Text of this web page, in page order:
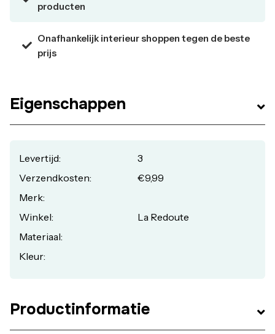
producten
Onafhankelijk interieur shoppen tegen de beste
prijs
Eigenschappen
Levertijd:
3
Verzendkosten:
€9,99
Merk:
Winkel:
La Redoute
Materiaal:
Kleur:
Productinformatie